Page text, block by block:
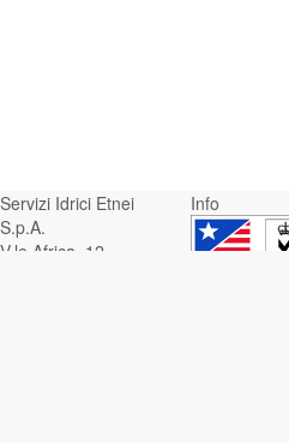
Servizi Idrici Etnei
S.p.A.
V.le Africa, 12 -
Info